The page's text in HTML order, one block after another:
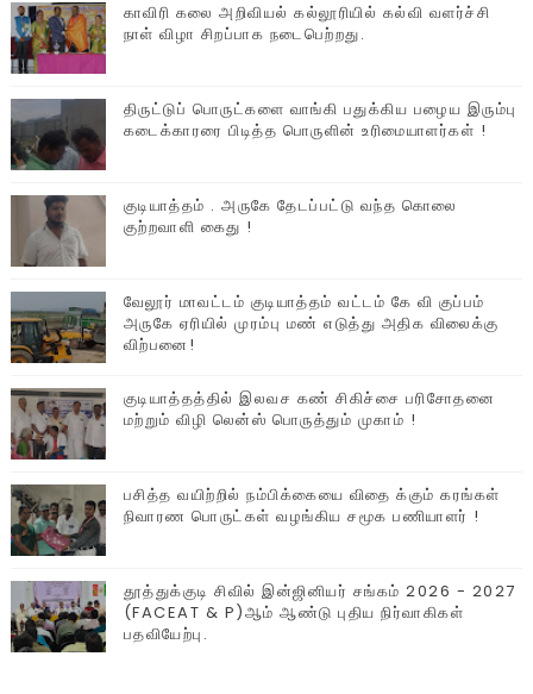
காவிரி கலை அறிவியல் கல்லூரியில் கல்வி வளர்ச்சி
நாள் விழா சிறப்பாக நடைபெற்றது.
திருட்டுப் பொருட்களை வாங்கி பதுக்கிய பழைய இரும்பு
கடைக்காரரை பிடித்த பொருளின் உரிமையாளர்கள் !
குடியாத்தம் . அருகே தேடப்பட்டு வந்த கொலை
குற்றவாளி கைது !
வேலூர் மாவட்டம் குடியாத்தம் வட்டம் கே வி குப்பம்
அருகே ஏரியில் முரம்பு‌ மண் எடுத்து அதிக விலைக்கு
விற்பனை!
குடியாத்தத்தில் இலவச கண் சிகிச்சை பரிசோதனை
மற்றும் விழி லென்ஸ் பொருத்தும் முகாம் !
பசித்த வயிற்றில் நம்பிக்கையை விதை க்கும் கரங்கள்
நிவாரண பொருட்கள் வழங்கிய சமூக பணியாளர் !
தூத்துக்குடி சிவில் இன்ஜினியர் சங்கம் 2026 - 2027
(FACEAT & P)ஆம் ஆண்டு புதிய நிர்வாகிகள்
பதவியேற்பு.